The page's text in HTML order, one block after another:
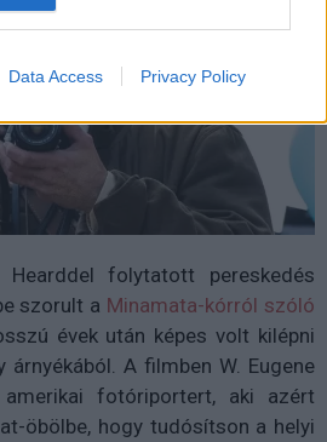
Data Access Privacy Policy
folytatott pereskedés
szorult a Minamata-kórról szóló
évek után képes volt kilépni
árnyékából. A filmben W. Eugene
fotóriportert, aki azért
öbölbe, hogy tudósítson a helyi